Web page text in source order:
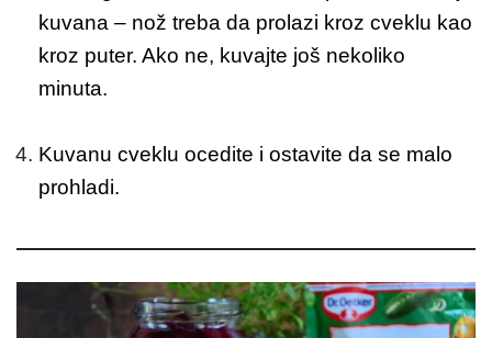
kuvana – nož treba da prolazi kroz cveklu kao
kroz puter. Ako ne, kuvajte još nekoliko
minuta.
Kuvanu cveklu ocedite i ostavite da se malo
prohladi.